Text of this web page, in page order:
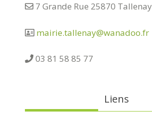
7 Grande Rue 25870 Tallenay
mairie.tallenay@wanadoo.fr
03 81 58 85 77
Liens